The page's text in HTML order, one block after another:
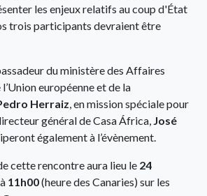
les enjeux relatifs au coup d'État
trois participants devraient être
du ministère des Affaires
européenne et de la
Herraiz, en mission spéciale pour
général de Casa África, José
également à l’évènement.
cette rencontre aura lieu le 24
11h00(heure des Canaries) sur les